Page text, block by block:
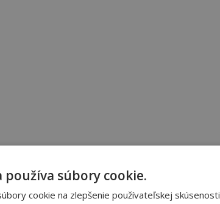
súbory cookie.
cookie na zlepšenie používateľskej